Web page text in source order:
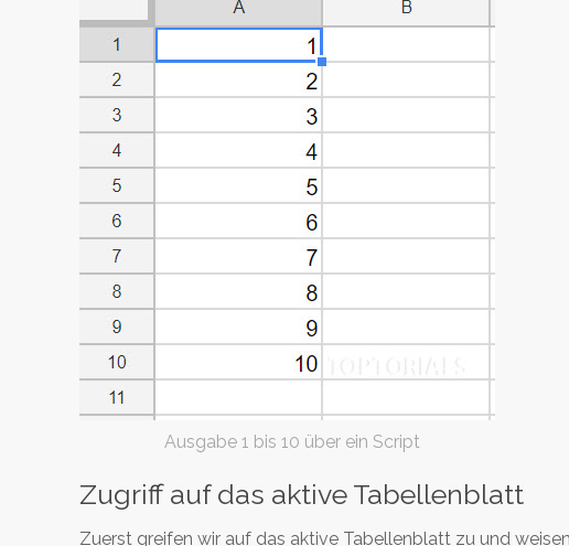
Ausgabe 1 bis 10 über ein Script
Zugriff auf das aktive Tabellenblatt
Zuerst greifen wir auf das aktive Tabellenblatt zu und